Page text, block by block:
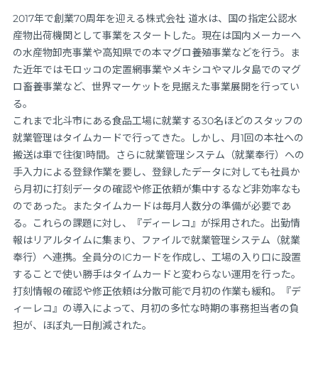
2017年で創業70周年を迎える株式会社 道水は、国の指定公認水
産物出荷機関として事業をスタートした。現在は国内メーカーへ
の水産物卸売事業や高知県での本マグロ養殖事業などを行う。ま
た近年ではモロッコの定置網事業やメキシコやマルタ島でのマグ
ロ畜養事業など、世界マーケットを見据えた事業展開を行ってい
る。
これまで北斗市にある食品工場に就業する30名ほどのスタッフの
就業管理はタイムカードで行ってきた。しかし、月1回の本社への
搬送は車で往復1時間。さらに就業管理システム（就業奉行）への
手入力による登録作業を要し、登録したデータに対しても社員か
ら月初に打刻データの確認や修正依頼が集中するなど非効率なも
のであった。またタイムカードは毎月人数分の準備が必要であ
る。これらの課題に対し、『ディーレコ』が採用された。出勤情
報はリアルタイムに集まり、ファイルで就業管理システム（就業
奉行）へ連携。全員分のICカードを作成し、工場の入り口に設置
することで使い勝手はタイムカードと変わらない運用を行った。
打刻情報の確認や修正依頼は分散可能で月初の作業も緩和。『デ
ィーレコ』の導入によって、月初の多忙な時期の事務担当者の負
担が、ほぼ丸一日削減された。